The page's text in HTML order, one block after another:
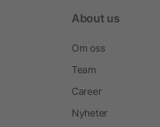
About us
Om oss
Team
Career
Nyheter